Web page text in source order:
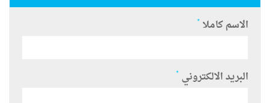
الاسم كاملا *
البريد الالكتروني *